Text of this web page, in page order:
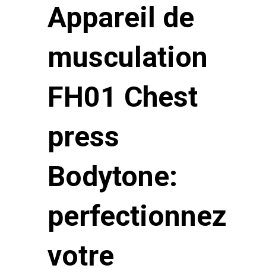
Appareil de
musculation
FH01 Chest
press
Bodytone:
perfectionnez
votre